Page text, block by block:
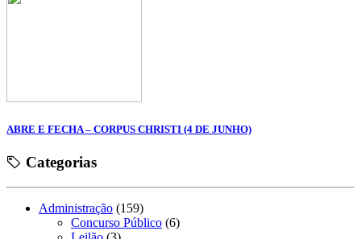
ABRE E FECHA – CORPUS CHRISTI (4 DE JUNHO)
Categorias
Administração (159)
Concurso Público (6)